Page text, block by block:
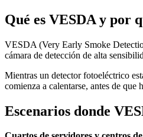
Qué es VESDA y por
VESDA (Very Early Smoke
cámara de detección de alta
Mientras un detector fotoeléctrico
comienza a calentarse, antes de
Escenarios donde